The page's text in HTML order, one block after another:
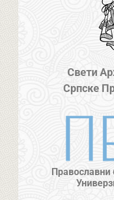
Свети
Српске
Православни